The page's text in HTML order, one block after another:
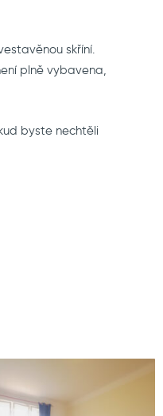
skříní.
plně vybavena,
byste nechtěli